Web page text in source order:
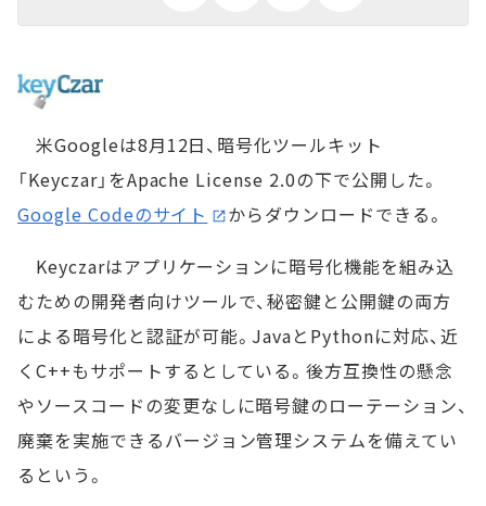
米Googleは8月12日、暗号化ツールキット
「Keyczar」をApache License 2.0の下で公開した。
Google Codeのサイト
からダウンロードできる。
Keyczarはアプリケーションに暗号化機能を組み込
むための開発者向けツールで、秘密鍵と公開鍵の両方
による暗号化と認証が可能。JavaとPythonに対応、近
くC++もサポートするとしている。後方互換性の懸念
やソースコードの変更なしに暗号鍵のローテーション、
廃棄を実施できるバージョン管理システムを備えてい
るという。